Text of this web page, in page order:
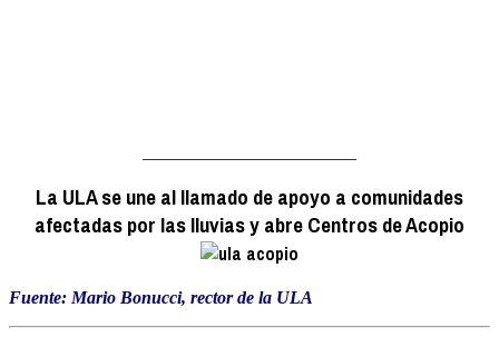
La ULA se une al llamado de apoyo a comunidades
afectadas por las lluvias y abre Centros de Acopio
Fuente: Mario Bonucci, rector de la ULA